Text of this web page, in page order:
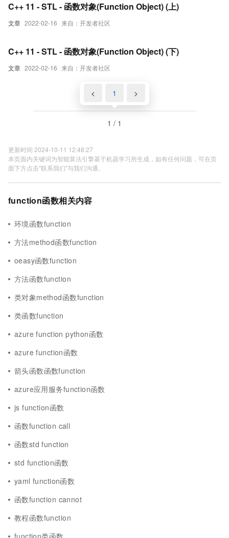
文章 2022-02-16 来自：开发者社区
C++ 11 - STL - 函数对象(Function Object) (上)
文章 2022-02-16 来自：开发者社区
C++ 11 - STL - 函数对象(Function Object) (下)
< 1 >
1 / 1
更新时间 2024-10-11 12:48:27
本页面内关键词为智能算法引擎基于机器学习所生成，如有任何问题，可在页
面下方点击"联系我们"与我们沟通。
function函数相关内容
环境函数function
方法method函数function
oeasy函数function
方法函数function
类对象method函数function
类函数function
azure function python函数
azure function函数
箭头函数函数function
azure应用服务function函数
js function函数
函数function call
函数std function
std function函数
yaml function函数
函数function cannot
教程函数function
function类函数